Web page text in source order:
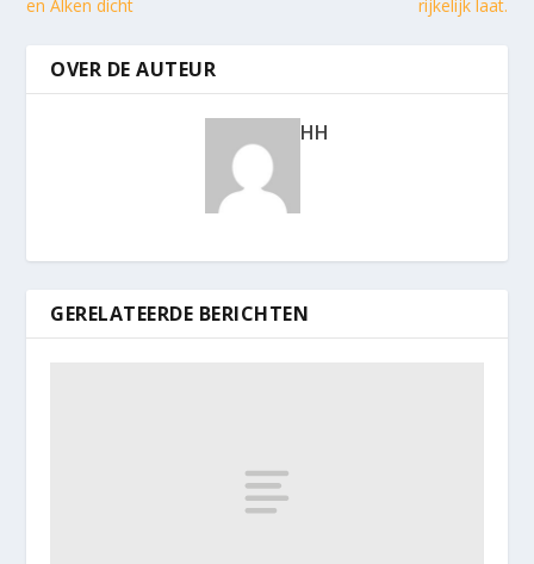
en Alken dicht rijkelijk laat.
OVER DE AUTEUR
HH
GERELATEERDE BERICHTEN